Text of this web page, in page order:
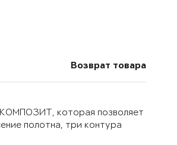
Возврат товара
которая позволяет
полотна, три контура